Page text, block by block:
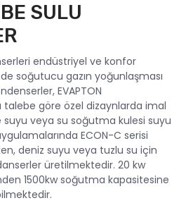
SULU
endüstriyel ve konfor
soğutucu gazın yoğunlaşması
EVAPTON
talebe göre özel dizaynlarda imal
veya su soğutma kulesi suyu
ECON-C serisi
deniz suyu veya tuzlu su için
üretilmektedir. 20 kw
1500kw soğutma kapasitesine